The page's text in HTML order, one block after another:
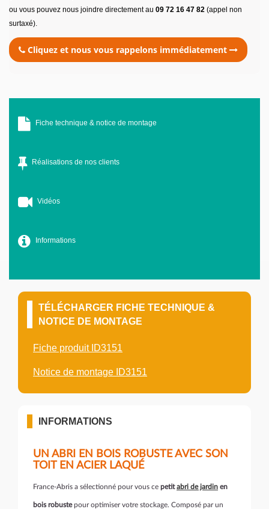
ou vous pouvez nous joindre directement au 09 72 16 47 82 (appel non
surtaxé).
Cliquez et nous vous rappelons immédiatement
Fiche technique & notice de montage
Réalisations de nos clients
Vidéos
Informations
TÉLÉCHARGER FICHE TECHNIQUE &
NOTICE DE MONTAGE
Fiche produit ID3151
Notice de montage ID3151
INFORMATIONS
UN ABRI EN BOIS ROBUSTE AVEC SON
TOIT EN ACIER LAQUÉ
France-Abris a sélectionné pour vous ce petitabri de jardin en
bois robustepour optimiser votre stockage. Composé par un